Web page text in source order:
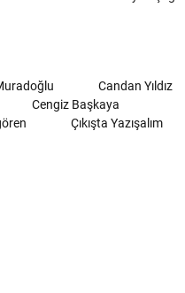
Candan Yıldız
Cengiz Başkaya
Çıkışta Yazışalım